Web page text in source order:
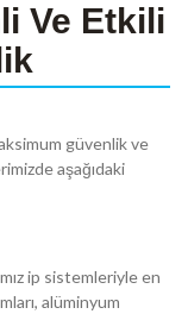
Ve Etkili
güvenlik ve
aşağıdaki
ip sistemleriyle en
alüminyum